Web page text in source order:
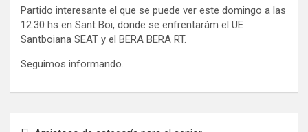
Partido interesante el que se puede ver este domingo a las
12:30 hs en Sant Boi, donde se enfrentarám el UE
Santboiana SEAT y el BERA BERA RT.
Seguimos informando.